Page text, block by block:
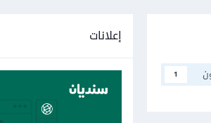
1
إعلانات